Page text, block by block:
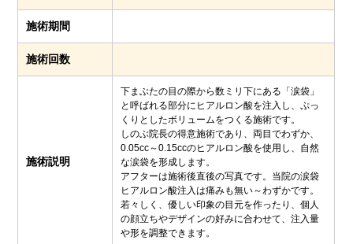
施術期間
施術回数
施術説明
下まぶたの目の際から数ミリ下にある「涙袋」
と呼ばれる部分にヒアルロン酸を注入し、ぷっ
くりとしたボリュームをつくる施術です。
しのぶ院長の得意施術であり、両目でわずか、
0.05cc～0.15ccのヒアルロン酸を使用し、自然
な涙袋を形成します。
アフターは施術後直後の写真です。当院の涙袋
ヒアルロン酸注入は痛みも無い～わずかです。
若々しく、優しい印象の目元を作ったり、個人
の顔立ちやデザインの好みに合わせて、注入量
や形を調整できます。